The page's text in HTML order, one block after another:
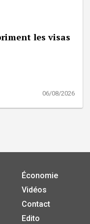
les visas
06/08/2026
Économie
Vidéos
Contact
Edito